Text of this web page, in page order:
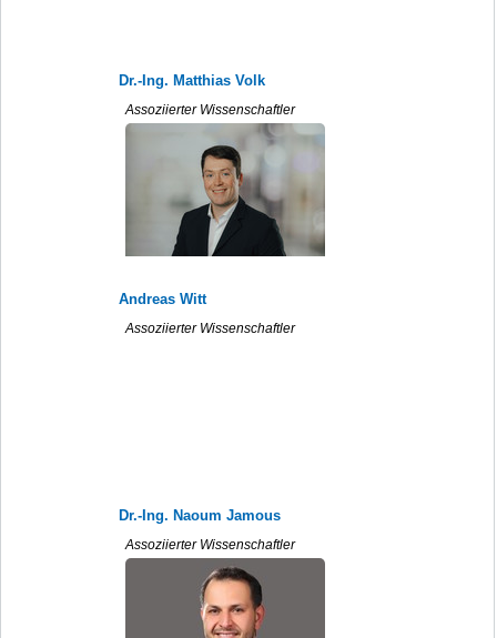
Dr.-Ing. Matthias Volk
Assoziierter Wissenschaftler
Andreas Witt
Assoziierter Wissenschaftler
Dr.-Ing. Naoum Jamous
Assoziierter Wissenschaftler